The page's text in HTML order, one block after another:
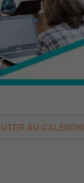
AU